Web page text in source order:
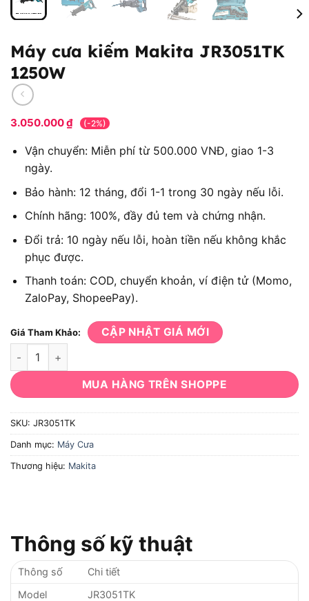
Máy cưa kiếm Makita JR3051TK
1250W
3.050.000₫ (-2%)
Vận chuyển: Miễn phí từ 500.000 VNĐ, giao 1-3
ngày.
Bảo hành: 12 tháng, đổi 1-1 trong 30 ngày nếu lỗi.
Chính hãng: 100%, đầy đủ tem và chứng nhận.
Đổi trả: 10 ngày nếu lỗi, hoàn tiền nếu không khắc
phục được.
Thanh toán: COD, chuyển khoản, ví điện tử (Momo,
ZaloPay, ShopeePay).
Giá Tham Khảo: CẬP NHẬT GIÁ MỚI
Máy cưa kiếm Makita JR3051TK 1250W số lượng
MUA HÀNG TRÊN SHOPPE
SKU: JR3051TK
Danh mục: Máy Cưa
Thương hiệu: Makita
Thông số kỹ thuật
Thông số
Chi tiết
Model
JR3051TK